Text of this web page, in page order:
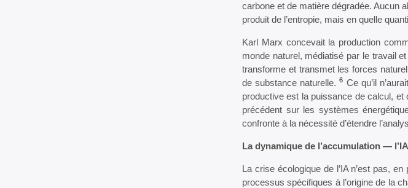
carbone et de matière dégradée. Aucun
produit de l’entropie, mais en quelle
Karl Marx concevait la production
monde naturel, médiatisé par le travail
transforme et transmet les forces
de substance naturelle.6 Ce qu’il
productive est la puissance de calcul,
précédent sur les systèmes
confronte à la nécessité d’étendre
La dynamique de l’accumulation —
La crise écologique de l’IA n’est pas,
processus spécifiques à l’origine de la